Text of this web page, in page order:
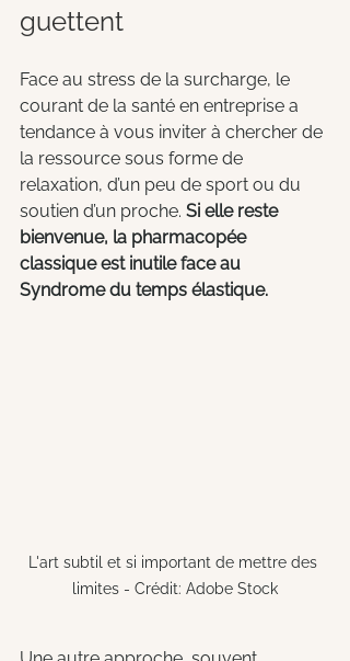
guettent
Face au stress de la surcharge, le
courant de la santé en entreprise a
tendance à vous inviter à chercher de
la ressource sous forme de
relaxation, d’un peu de sport ou du
soutien d’un proche. Si elle reste
bienvenue, la pharmacopée
classique est inutile face au
Syndrome du temps élastique.
L'art subtil et si important de mettre des
limites - Crédit: Adobe Stock